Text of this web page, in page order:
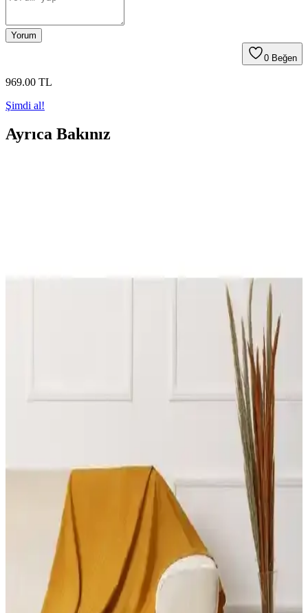
Yorum
0 Beğen
969.00 TL
Şimdi al!
Ayrıca Bakınız
Karşılaştırması: Özellikler ve Kullanıcı Yorumları
Latuda Concept ve Velerde Home koltuk örtülerinin özellikleri,
kullanım alanları ve kullanıcı yorumlarıyla detaylı karşılaştırması,
hijyen ve dayanıklılık açısından önemli bilgiler içeriyor.
Karşılaştırması: Malzeme, Uyum ve Kullanıcı
İki popüler koltuk örtüsü markası Riselerhome ve Tuchmall'in
malzeme, uyum, temizlik ve kullanıcı memnuniyeti açısından detaylı
Koltuk Örtüsü Karşılaştırması: Viaden Asya ve Ella
Modellerinin Özellikleri ve Performansı
Viaden Asya ve Ella koltuk örtülerinin malzeme, boyut, renk ve
kullanım özelliklerini detaylı karşılaştırıyoruz. Kullanıcı
yorumlarıyla ürünlerin avantajları ve dezavantajlarını ortaya
Karaca Home Wilma Antrasit Koltuk Örtüsü
İncelemesi ve Kullanıcı Yorumları